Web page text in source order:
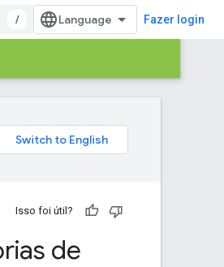
/ Fazer login
Isso foi útil?
de